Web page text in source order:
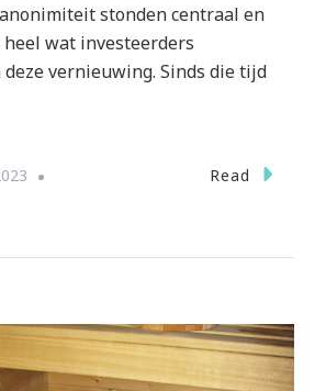
stonden centraal en
wat investeerders
vernieuwing. Sinds die tijd
Read